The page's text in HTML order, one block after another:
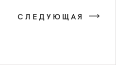
СЛЕДУЮЩАЯ